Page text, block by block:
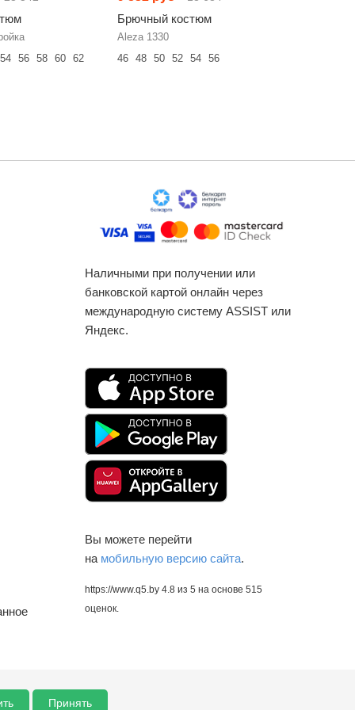
54 56 58 60
62
Брючный костюм
Aleza 1330
46
48 50 52 54 56
Наличными при получении или
банковской картой онлайн через
международную систему ASSIST или
Яндекс.
Вы можете перейти
на мобильную версию сайта.
https://www.q5.by 4.8 из 5 на основе 515
оценок.
Принять